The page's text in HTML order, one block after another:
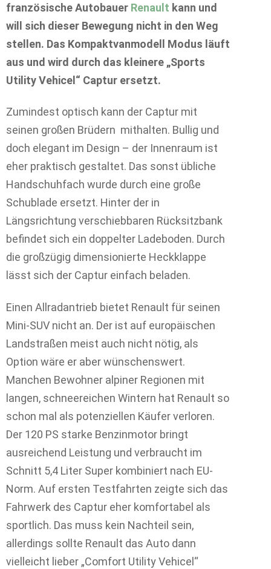
französische Autobauer Renault kann und
will sich dieser Bewegung nicht in den Weg
stellen. Das Kompaktvanmodell Modus läuft
aus und wird durch das kleinere „Sports
Utility Vehicel“ Captur ersetzt.
Zumindest optisch kann der Captur mit
seinen großen Brüdern mithalten. Bullig und
doch elegant im Design – der Innenraum ist
eher praktisch gestaltet. Das sonst übliche
Handschuhfach wurde durch eine große
Schublade ersetzt. Hinter der in
Längsrichtung verschiebbaren Rücksitzbank
befindet sich ein doppelter Ladeboden. Durch
die großzügig dimensionierte Heckklappe
lässt sich der Captur einfach beladen.
Einen Allradantrieb bietet Renault für seinen
Mini-SUV nicht an. Der ist auf europäischen
Landstraßen meist auch nicht nötig, als
Option wäre er aber wünschenswert.
Manchen Bewohner alpiner Regionen mit
langen, schneereichen Wintern hat Renault so
schon mal als potenziellen Käufer verloren.
Der 120 PS starke Benzinmotor bringt
ausreichend Leistung und verbraucht im
Schnitt 5,4 Liter Super kombiniert nach EU-
Norm. Auf ersten Testfahrten zeigte sich das
Fahrwerk des Captur eher komfortabel als
sportlich. Das muss kein Nachteil sein,
allerdings sollte Renault das Auto dann
vielleicht lieber „Comfort Utility Vehicel“